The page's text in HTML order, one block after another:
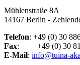
Mühlenstraße 8A
14167 Berlin -
Telefon: +49 (0) 30
Fax: +49 (0) 30
E-Mail: info@tuina-